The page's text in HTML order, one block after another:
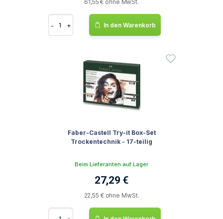
61,55 € ohne MwSt.
- + In den Warenkorb
Faber-Castell Try-it Box-Set
Trockentechnik - 17-teilig
Beim Lieferanten auf Lager
27,29 €
22,55 € ohne MwSt.